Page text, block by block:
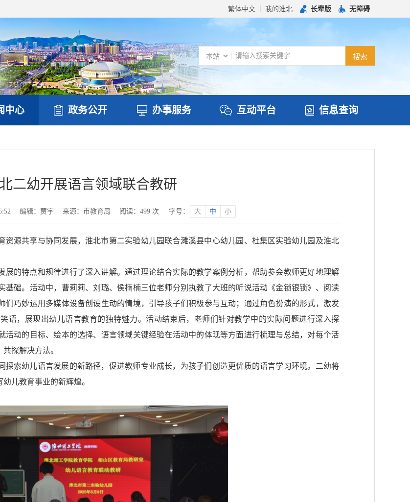
繁体中文 我的淮北 长辈版 无障碍
中心 政务公开 办事服务 互动平台 信息查询
二幼开展语言领域联合教研
编辑：贾宇 来源：市教育局 阅读： 499 次 字号： 大 中 小
资源共享与协同发展，淮北市第二实验幼儿园联合濉溪县中心幼儿园、杜集区实验幼儿园及淮北
展的特点和规律进行了深入讲解。通过理论结合实际的教学案例分析，帮助参会教师更好地理解
基础。活动中，曹莉莉、刘璐、侯楠楠三位老师分别执教了大班的听说活动《金锁银锁》、阅读
们巧妙运用多媒体设备创设生动的情境，引导孩子们积极参与互动；通过角色扮演的形式，激发
语，展现出幼儿语言教育的独特魅力。活动结束后，老师们针对教学中的实际问题进行深入探
活动的目标、绘本的选择、语言领域关键经验在活动中的体现等方面进行梳理与总结，对每个活
探解决方法。
探索幼儿语言发展的新路径，促进教师专业成长，为孩子们创造更优质的语言学习环境。二幼将
儿教育事业的新辉煌。